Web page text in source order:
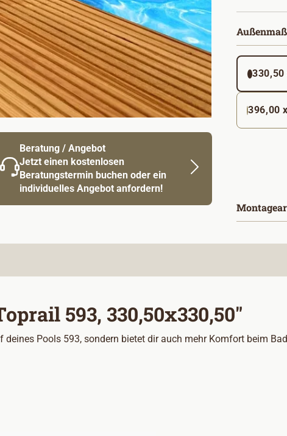
Beratung / Angebot
Jetzt einen kostenlosen
Beratungstermin buchen oder ein
individuelles Angebot anfordern!
330,50
396,00
593, 330,50x330,50"
Pools 593, sondern bietet dir auch mehr Komfort beim